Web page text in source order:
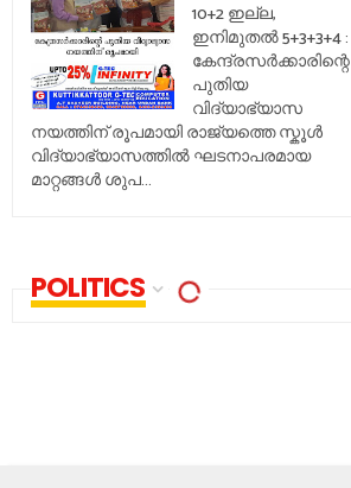
10+2 ഇല്ല,
ഇനിമുതൽ 5+3+3+4 :
കേന്ദ്രസർക്കാരിന്റെ
പുതിയ
വിദ്യാഭ്യാസ
നയത്തിന് രൂപമായി രാജ്യത്തെ സ്കൂൾ
വിദ്യാഭ്യാസത്തിൽ ഘടനാപരമായ
മാറ്റങ്ങൾ ശുപ...
POLITICS